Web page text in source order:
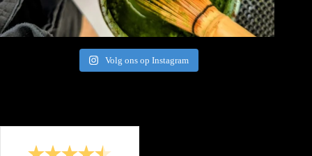
Volg ons op Instagram